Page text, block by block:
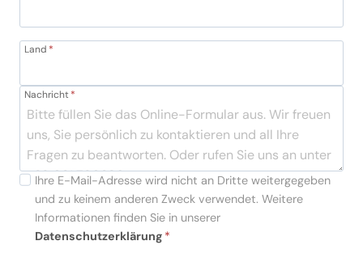
Land *
Nachricht*
Ihre E-Mail-Adresse wird nicht an Dritte weitergegeben
und zu keinem anderen Zweck verwendet. Weitere
Informationen finden Sie in unserer
Datenschutzerklärung *